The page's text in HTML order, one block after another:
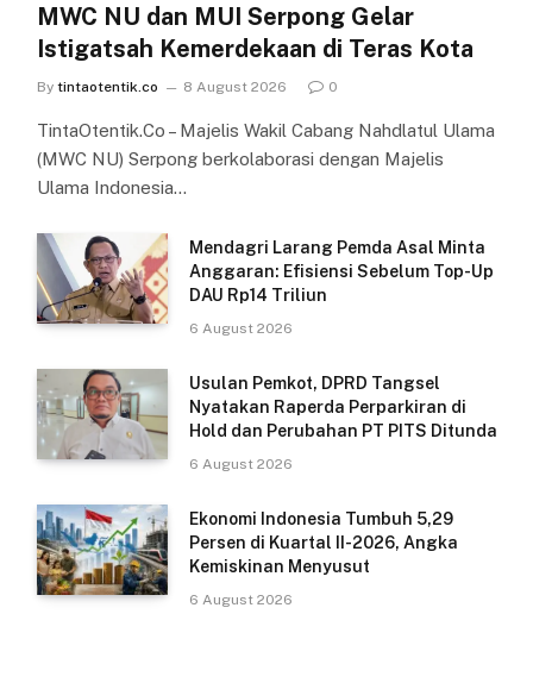
MWC NU dan MUI Serpong Gelar
Istigatsah Kemerdekaan di Teras Kota
By tintaotentik.co 8 August 2026 0
TintaOtentik.Co – Majelis Wakil Cabang Nahdlatul Ulama
(MWC NU) Serpong berkolaborasi dengan Majelis
Ulama Indonesia…
Mendagri Larang Pemda Asal Minta
Anggaran: Efisiensi Sebelum Top-Up
DAU Rp14 Triliun
6 August 2026
Usulan Pemkot, DPRD Tangsel
Nyatakan Raperda Perparkiran di
Hold dan Perubahan PT PITS Ditunda
6 August 2026
Ekonomi Indonesia Tumbuh 5,29
Persen di Kuartal II-2026, Angka
Kemiskinan Menyusut
6 August 2026